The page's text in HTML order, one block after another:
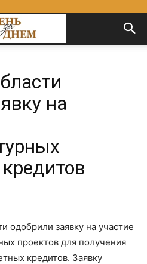
на
одобрили заявку на участие
проектов для получения
кредитов. Заявку